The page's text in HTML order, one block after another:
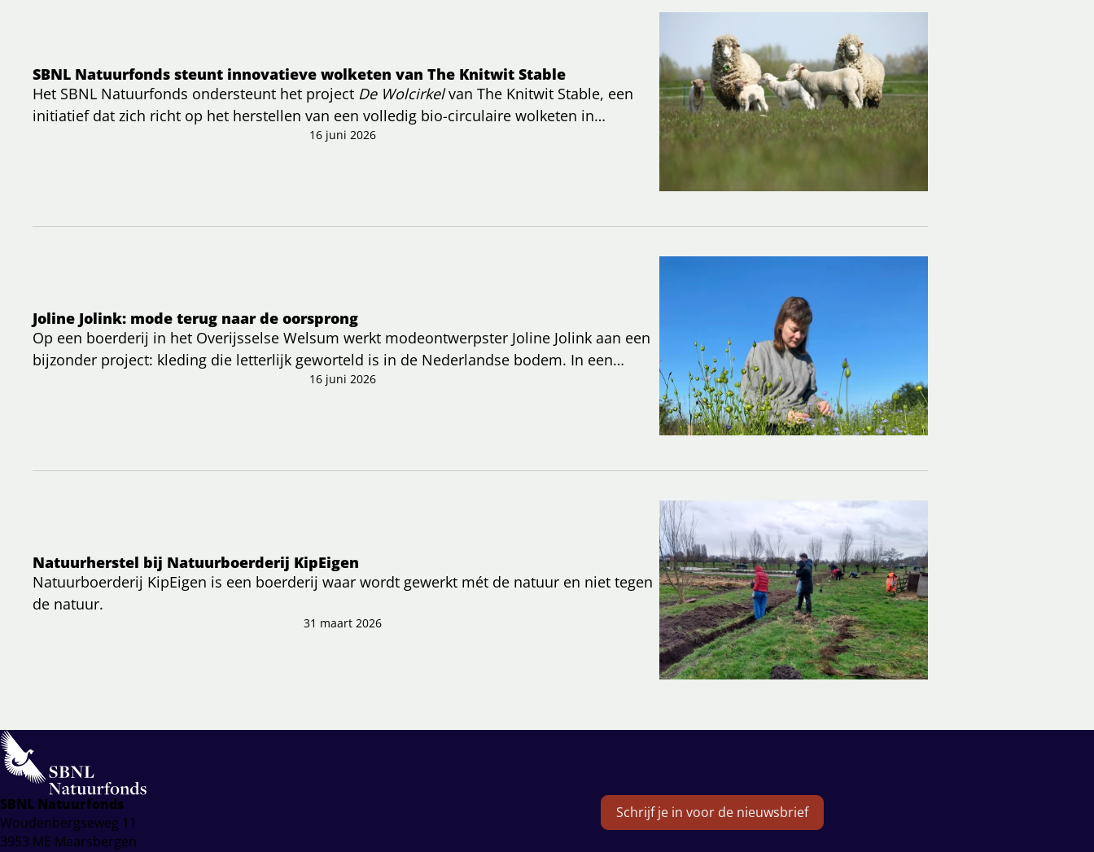
SBNL Natuurfonds steunt innovatieve wolketen van The Knitwit Stable
Het SBNL Natuurfonds ondersteunt het project De Wolcirkelvan The Knitwit Stable, een
initiatief dat zich richt op het herstellen van een volledig bio-circulaire wolketen in
16 juni 2026
Joline Jolink: mode terug naar de oorsprong
Op een boerderij in het Overijsselse Welsum werkt modeontwerpster Joline Jolink aan een
bijzonder project: kleding die letterlijk geworteld is in de Nederlandse bodem. In een
recent artikel wordt duidelijk hoe zij haar kijk op mode radicaal veranderde en kiest voor
16 juni 2026
Natuurherstel bij Natuurboerderij KipEigen
Natuurboerderij KipEigen is een boerderij waar wordt gewerkt mét de natuur en niet tegen
de natuur.
31 maart 2026
SBNL Natuurfonds
Woudenbergseweg 11
3953 ME Maarsbergen
Schrijf je in voor de nieuwsbrief